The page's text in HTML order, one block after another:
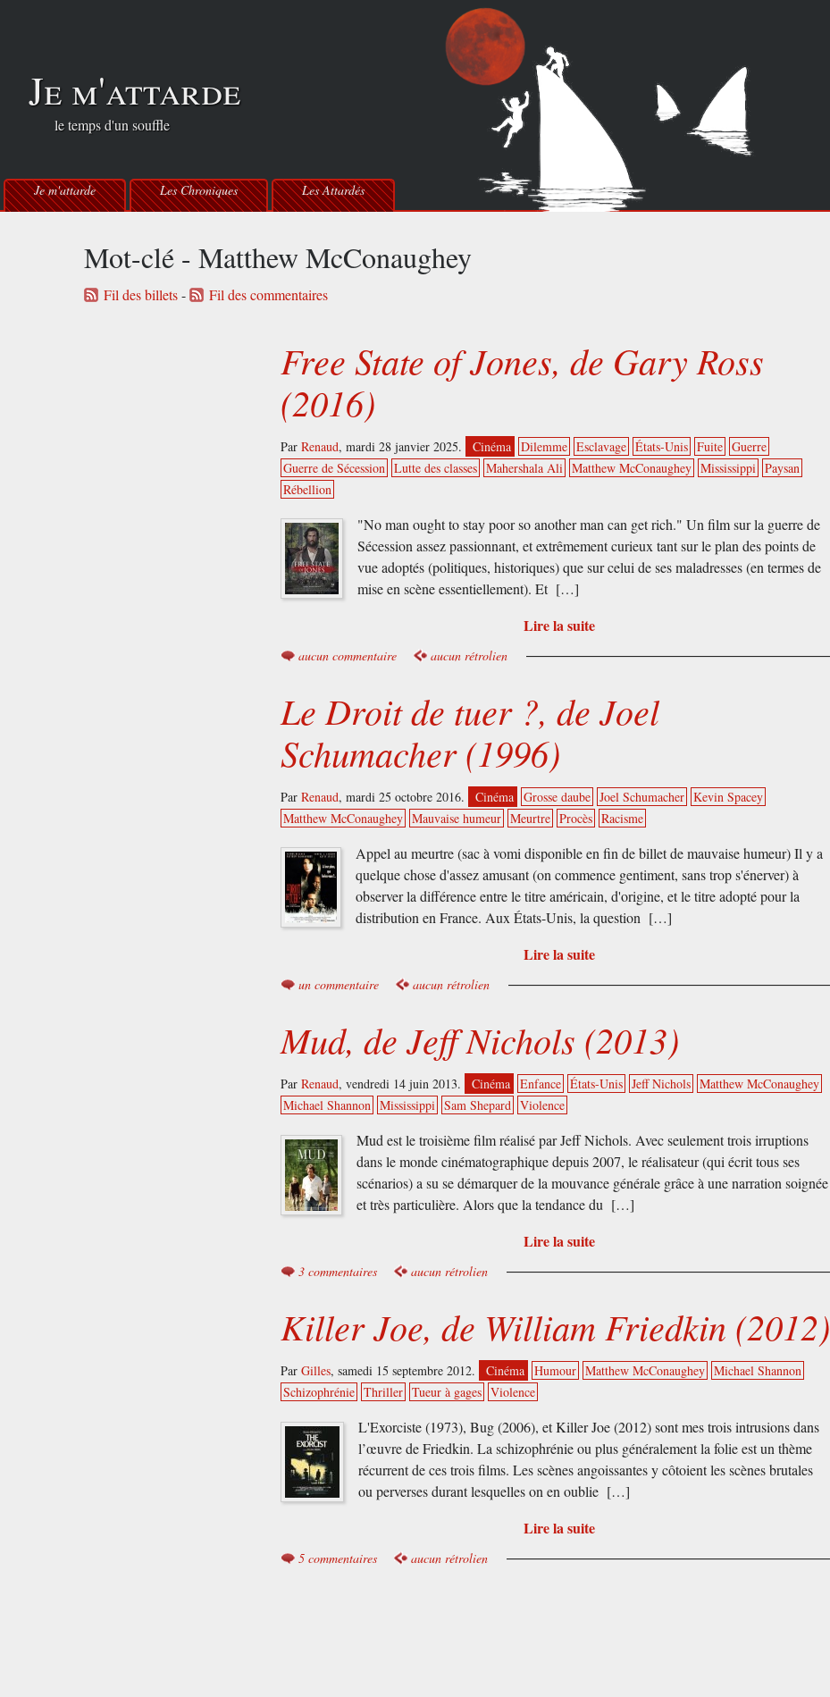
Je m'attarde
le temps d'un souffle
Je m'attarde Les Chroniques Les Attardés
Mot-clé - Matthew McConaughey
Fil des billets- Fil des commentaires
Free State of Jones, de Gary Ross
(2016)
ParRenaud,mardi 28 janvier 2025. Cinéma Dilemme Esclavage États-Unis Fuite Guerre
Guerre de Sécession Lutte des classes Mahershala Ali Matthew McConaughey Mississippi Paysan
Rébellion
"No man ought to stay poor so another man can get rich." Un film sur la guerre de
Sécession assez passionnant, et extrêmement curieux tant sur le plan des points de
vue adoptés (politiques, historiques) que sur celui de ses maladresses (en termes de
mise en scène essentiellement). Et […]
Lire la suite
aucun commentaire aucun rétrolien
Le Droit de tuer ?, de Joel
Schumacher (1996)
ParRenaud,mardi 25 octobre 2016. Cinéma Grosse daube Joel Schumacher Kevin Spacey
Matthew McConaughey Mauvaise humeur Meurtre Procès Racisme
Appel au meurtre (sac à vomi disponible en fin de billet de mauvaise humeur) Il y a
quelque chose d'assez amusant (on commence gentiment, sans trop s'énerver) à
observer la différence entre le titre américain, d'origine, et le titre adopté pour la
distribution en France. Aux États-Unis, la question […]
Lire la suite
un commentaire aucun rétrolien
Mud, de Jeff Nichols (2013)
ParRenaud,vendredi 14 juin 2013. Cinéma Enfance États-Unis Jeff Nichols Matthew McConaughey
Michael Shannon Mississippi Sam Shepard Violence
Mud est le troisième film réalisé par Jeff Nichols. Avec seulement trois irruptions
dans le monde cinématographique depuis 2007, le réalisateur (qui écrit tous ses
scénarios) a su se démarquer de la mouvance générale grâce à une narration soignée
et très particulière. Alors que la tendance du […]
Lire la suite
3 commentaires aucun rétrolien
Killer Joe, de William Friedkin (2012)
ParGilles,samedi 15 septembre 2012. Cinéma Humour Matthew McConaughey Michael Shannon
Schizophrénie Thriller Tueur à gages Violence
L'Exorciste (1973), Bug (2006), et Killer Joe (2012) sont mes trois intrusions dans
l’œuvre de Friedkin. La schizophrénie ou plus généralement la folie est un thème
récurrent de ces trois films. Les scènes angoissantes y côtoient les scènes brutales
ou perverses durant lesquelles on en oublie […]
Lire la suite
5 commentaires aucun rétrolien